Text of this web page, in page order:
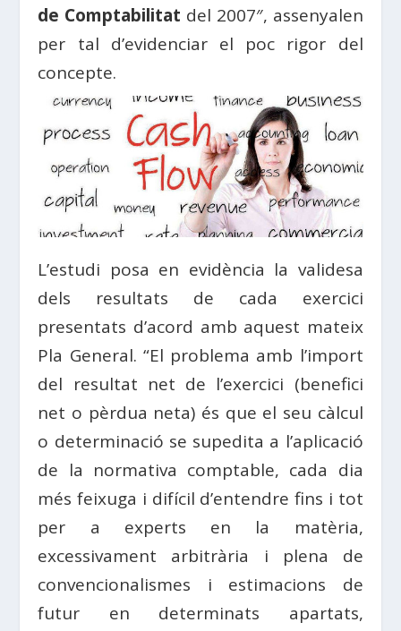
de Comptabilitat del 2007″, assenyalen
per tal d’evidenciar el poc rigor del
concepte.
L’estudi posa en evidència la validesa
dels resultats de cada exercici
presentats d’acord amb aquest mateix
Pla General. “El problema amb l’import
del resultat net de l’exercici (benefici
net o pèrdua neta) és que el seu càlcul
o determinació se supedita a l’aplicació
de la normativa comptable, cada dia
més feixuga i difícil d’entendre fins i tot
per a experts en la matèria,
excessivament arbitrària i plena de
convencionalismes i estimacions de
futur en determinats apartats,